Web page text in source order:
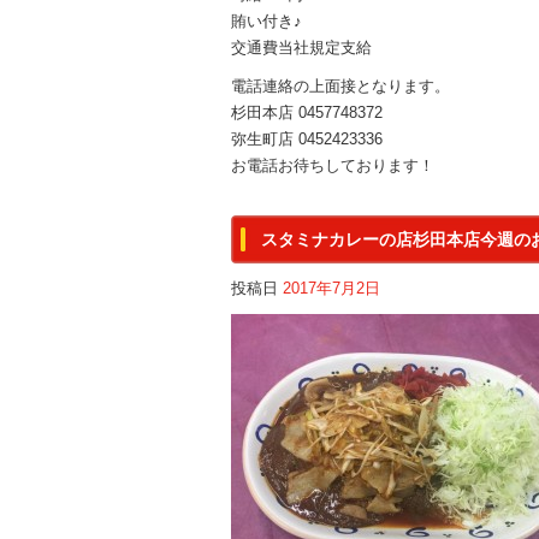
賄い付き♪
交通費当社規定支給
電話連絡の上面接となります。
杉田本店 0457748372
弥生町店 0452423336
お電話お待ちしております！
スタミナカレーの店杉田本店今週の
投稿日 2017年7月2日